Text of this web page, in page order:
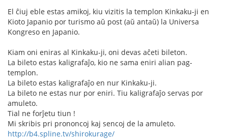
El ĉiuj eble estas amikoj, kiu vizitis la templon Kinkaku-ji en
Kioto Japanio por turismo aŭ post (aŭ antaŭ) la Universa
Kongreso en Japanio.
Kiam oni eniras al Kinkaku-ji, oni devas aĉeti bileton.
La bileto estas kaligrafaĵo, kio ne sama eniri alian pag-
templon.
La bileto estas kaligrafaĵo en nur Kinkaku-ji.
La bileto ne estas nur por eniri. Tiu kaligrafaĵo servas por
amuleto.
Tial ne forĵetu tiun !
Mi skribis pri prononcoj kaj sencoj de la amuleto.
http://b4.spline.tv/shirokurage/